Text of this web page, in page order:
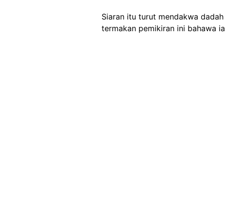
Siaran itu turut mendakwa
termakan pemikiran ini bahawa